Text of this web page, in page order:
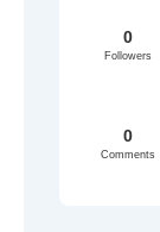
0
Followers
0
Comments